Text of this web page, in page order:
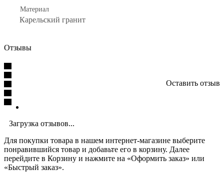
Материал
Карельский гранит
Отзывы
Оставить отзыв
Загрузка отзывов...
Для покупки товара в нашем интернет-магазине выберите
понравившийся товар и добавьте его в корзину. Далее
перейдите в Корзину и нажмите на «Оформить заказ» или
«Быстрый заказ».